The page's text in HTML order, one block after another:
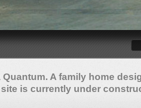
A family home
site is currently under